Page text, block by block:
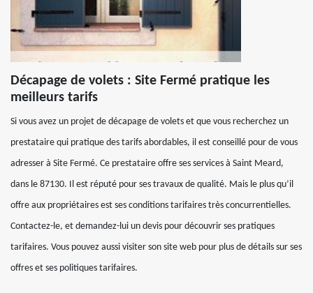
Décapage de volets : Site Fermé pratique les
meilleurs tarifs
Si vous avez un projet de décapage de volets et que vous recherchez un
prestataire qui pratique des tarifs abordables, il est conseillé pour de vous
adresser à Site Fermé. Ce prestataire offre ses services à Saint Meard,
dans le 87130. Il est réputé pour ses travaux de qualité. Mais le plus qu’il
offre aux propriétaires est ses conditions tarifaires très concurrentielles.
Contactez-le, et demandez-lui un devis pour découvrir ses pratiques
tarifaires. Vous pouvez aussi visiter son site web pour plus de détails sur ses
offres et ses politiques tarifaires.